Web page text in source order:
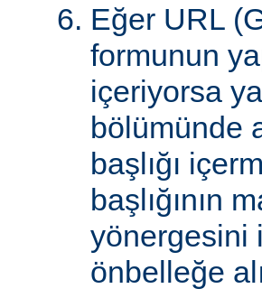
Eğer URL
formunun
içeriyorsa
bölümünde
başlığı
başlığının
yönergesini
önbelleğe